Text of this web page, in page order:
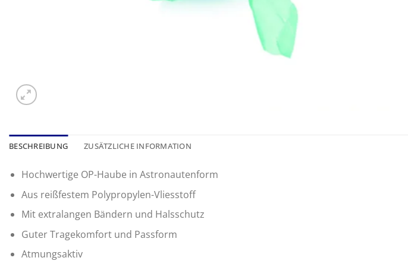
BESCHREIBUNG ZUSÄTZLICHE INFORMATION
Hochwertige OP-Haube in Astronautenform
Aus reißfestem Polypropylen-Vliesstoff
Mit extralangen Bändern und Halsschutz
Guter Tragekomfort und Passform
Atmungsaktiv